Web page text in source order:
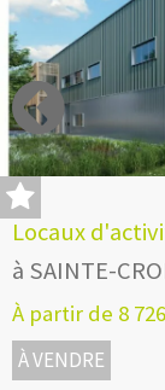
Locaux
à SAINTE-
À partir de 8
À VENDRE